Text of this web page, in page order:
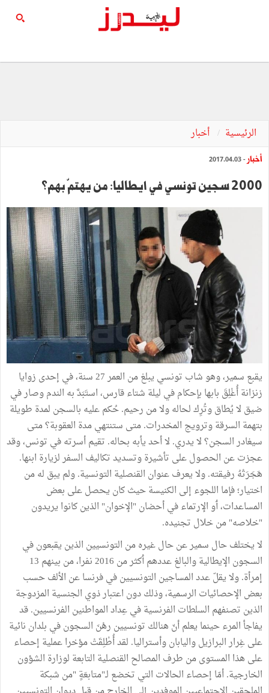
الرئيسية أخبار
أخبار - 2017.04.03
2000 سجين تونسي في ايطاليا: من يهتمّ بهم؟
يقبع سمير،وهوشاب تونسي يبلغمن العمر27 سنة،في إحدى زوايا
زنزانةأُغْلِقَ بابها بإحكامفي ليلة شتاءقارس،استَبَدَّبه الندموصارفي
ضيق لايُطاقوتُرِكلحالهولامن رحيم.حُكمعليه بالسجن لمدة طويلة
بتهمة السرقةوترويج المخدرات.متى ستنتهيمدة العقوبة؟متى
سيغادرالسجن؟لايدري. لاأحديأبه بحاله. تقيمأسرتهفي تونس،وقد
عجزتعن الحصولعلى تأشيرةوتسديدتكاليف السفرلزيارة ابنها.
هَجَرَتْهُ رفيقته.ولايعرفعنوان القنصلية التونسية.ولم يبق لهمن
اختيار؛فإما اللجوء إلى الكنيسةحيثكان يحصلعلى بعض
المساعدات،ٲوالإرتماءفيأحضان "الإخوان" الذينكانوا يريدون
"خلاصه"منخلال تجنيده.
لايختلفحال سميرعنحالغيرهمن التونسيين الذين يقبعونفي
السجون الإيطاليةوالبالغعددهمٲكثرمن نفرا،من بينهم
إمرأة.ولايقلّعددالمساجين التونسيينفيفرنساعن الألفحسب
بعض الإحصائيات الرسمية،وذلكدون اعتبارذوي الجنسية المزدوجة
الذين تصنفهم السلطات الفرنسيةفيعِدادالمواطنين الفرنسيين.قد
يفاجأالمرءحينما يعلمأنّ هنالك تونسيين رهْنَ السجونفي بلدان نائية
علىغِرارالبرازيلواليابانوأستراليا. لقدأُطْلِقَتْمؤخراعملية إحصاء
على هذا المستوىمن طرف المصالح القنصلية التابعة لوزارة الشؤون
الخارجية.أمّا إحصاء الحالات التي تخضع لـ"متابعَةٍ "من شبكة